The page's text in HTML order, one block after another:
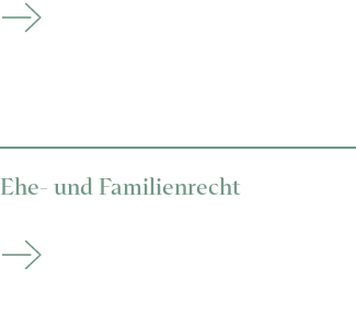
Ehe- und Familienrecht